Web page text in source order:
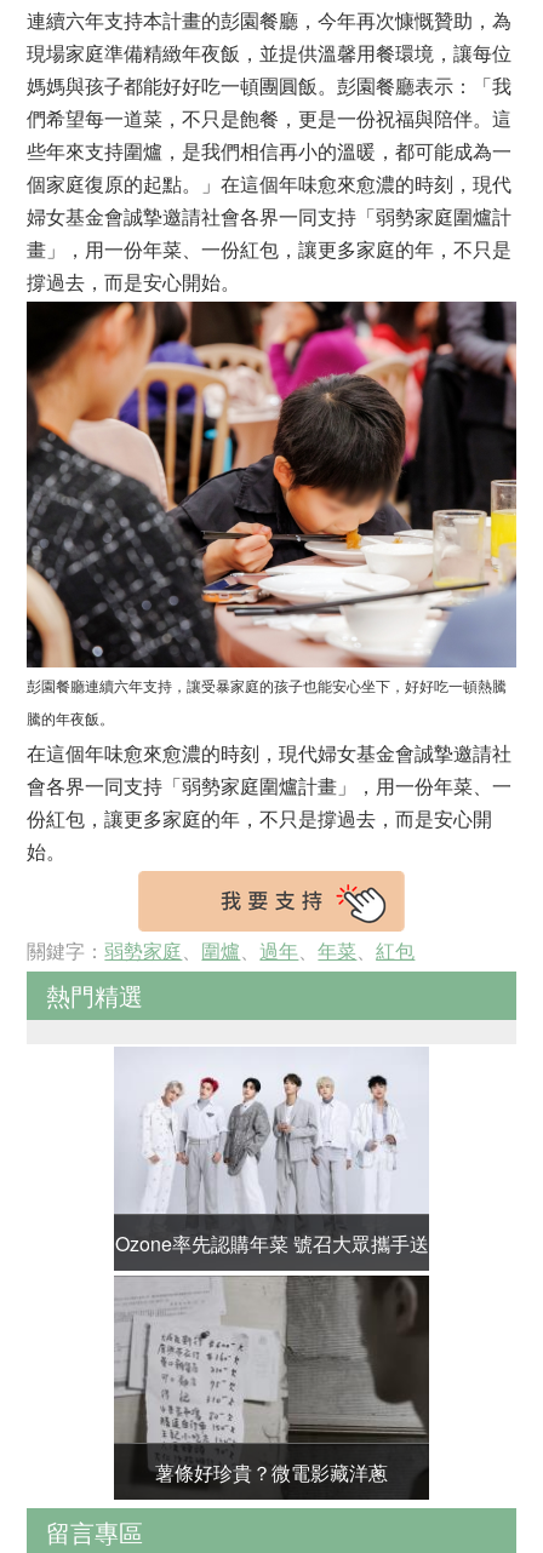
連續六年支持本計畫的彭園餐廳，今年再次慷慨贊助，為
現場家庭準備精緻年夜飯，並提供溫馨用餐環境，讓每位
媽媽與孩子都能好好吃一頓團圓飯。彭園餐廳表示：「我
們希望每一道菜，不只是飽餐，更是一份祝福與陪伴。這
些年來支持圍爐，是我們相信再小的溫暖，都可能成為一
個家庭復原的起點。」在這個年味愈來愈濃的時刻，現代
婦女基金會誠摯邀請社會各界一同支持「弱勢家庭圍爐計
畫」，用一份年菜、一份紅包，讓更多家庭的年，不只是
撐過去，而是安心開始。
彭園餐廳連續六年支持，讓受暴家庭的孩子也能安心坐下，好好吃一頓熱騰
騰的年夜飯。
在這個年味愈來愈濃的時刻，現代婦女基金會誠摯邀請社
會各界一同支持「弱勢家庭圍爐計畫」，用一份年菜、一
份紅包，讓更多家庭的年，不只是撐過去，而是安心開
始。
關鍵字：弱勢家庭、 圍爐、過年、年菜、紅包
熱門精選
Ozone率先認購年菜 號召大眾攜手送
愛過好年
薯條好珍貴？微電影藏洋蔥
留言專區